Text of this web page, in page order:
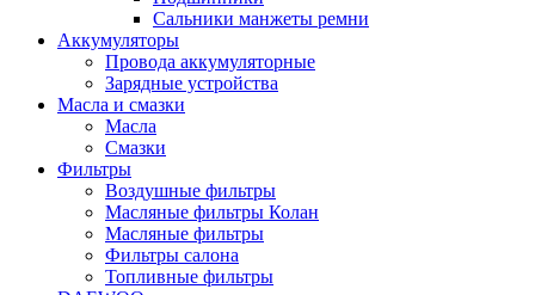
Сальники манжеты ремни
Аккумуляторы
Провода аккумуляторные
Зарядные устройства
Масла и смазки
Масла
Смазки
Фильтры
Воздушные фильтры
Масляные фильтры Колан
Масляные фильтры
Фильтры салона
Топливные фильтры